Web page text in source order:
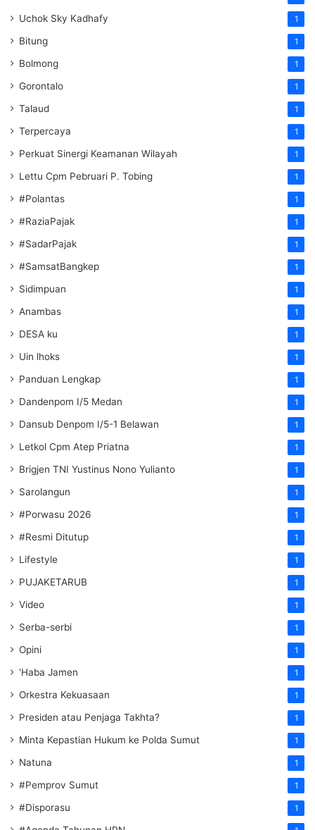
Uchok Sky Kadhafy 1
Bitung 1
Bolmong 1
Gorontalo 1
Talaud 1
Terpercaya 1
Perkuat Sinergi Keamanan Wilayah 1
Lettu Cpm Pebruari P. Tobing 1
#Polantas 1
#RaziaPajak 1
#SadarPajak 1
#SamsatBangkep 1
Sidimpuan 1
Anambas 1
DESA ku 1
Uin lhoks 1
Panduan Lengkap 1
Dandenpom I/5 Medan 1
Dansub Denpom I/5-1 Belawan 1
Letkol Cpm Atep Priatna 1
Brigjen TNI Yustinus Nono Yulianto 1
Sarolangun 1
#Porwasu 2026 1
#Resmi Ditutup 1
Lifestyle 1
PUJAKETARUB 1
Video 1
Serba-serbi 1
Opini 1
'Haba Jamen 1
Orkestra Kekuasaan 1
Presiden atau Penjaga Takhta? 1
Minta Kepastian Hukum ke Polda Sumut 1
Natuna 1
#Pemprov Sumut 1
#Disporasu 1